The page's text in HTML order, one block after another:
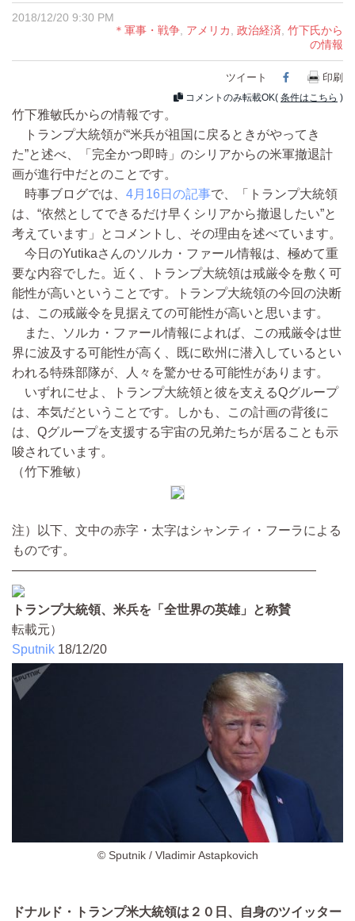
2018/12/20 9:30 PM
＊軍事・戦争 アメリカ 政治経済 竹下氏から
の情報
ツイート Facebook
印刷
コメントのみ転載OK( 条件はこちら )
竹下雅敏氏からの情報です。
トランプ大統領が“米兵が祖国に戻るときがやってき
た”と述べ、「完全かつ即時」のシリアからの米軍撤退計
画が進行中だとのことです。
時事ブログでは、 4月16日の記事で、「トランプ大統領
は、“依然としてできるだけ早くシリアから撤退したい”と
考えています」とコメントし、その理由を述べています。
今日のYutikaさんのソルカ・ファール情報は、極めて重
要な内容でした。近く、トランプ大統領は戒厳令を敷く可
能性が高いということです。トランプ大統領の今回の決断
は、この戒厳令を見据えての可能性が高いと思います。
また、ソルカ・ファール情報によれば、この戒厳令は世
界に波及する可能性が高く、既に欧州に潜入しているとい
われる特殊部隊が、人々を驚かせる可能性があります。
いずれにせよ、トランプ大統領と彼を支えるQグループ
は、本気だということです。しかも、この計画の背後に
は、Qグループを支援する宇宙の兄弟たちが居ることも示
唆されています。
（竹下雅敏）
注）以下、文中の赤字・太字はシャンティ・フーラによる
ものです。
————————————————————————
トランプ大統領、米兵を「全世界の英雄」と称賛
転載元）
Sputnik 18/12/20
© Sputnik / Vladimir Astapkovich
ドナルド・トランプ米大統領は２０日、自身のツイッター